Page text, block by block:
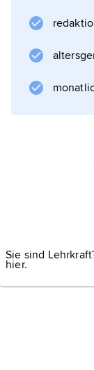
juristische
deren
zusteht.
Sie sind
hier.